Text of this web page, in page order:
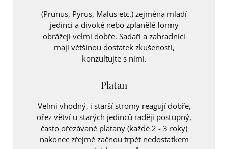
(Prunus, Pyrus, Malus etc.) zejména mladí
jedinci a divoké nebo zplanělé formy
obrážejí velmi dobře. Sadaři a zahradníci
mají většinou dostatek zkušeností,
konzultujte s nimi.
Platan
Velmi vhodný, i starší stromy reagují dobře,
ořez větví u starých jedinců raději postupný,
často ořezávané platany (každé 2 - 3 roky)
nakonec zřejmě začnou trpět nedostatkem